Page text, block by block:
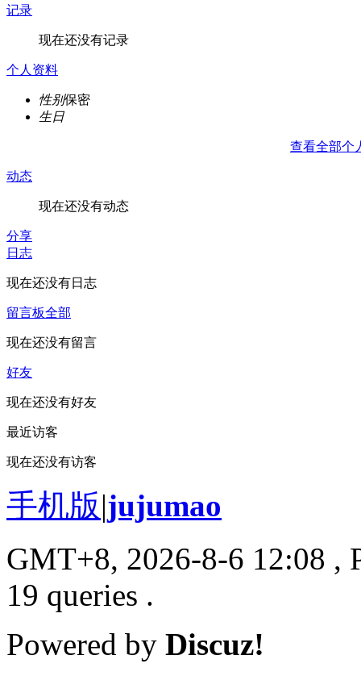
记录
现在还没有记录
个人资料
性别保密
生日
查看全部个
动态
现在还没有动态
分享
日志
现在还没有日志
留言板全部
现在还没有留言
好友
现在还没有好友
最近访客
现在还没有访客
手机版|jujumao
GMT+8, 2026-8-6 12:08 ,
19 queries .
Powered by Discuz!